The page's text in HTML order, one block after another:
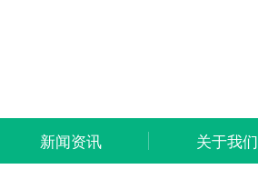
新闻资讯 关于我们